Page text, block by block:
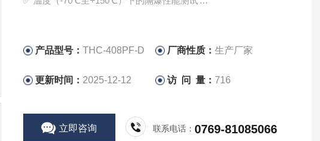
产品型号： THC-408PF-D 厂商性质：生产厂家
更新时间： 2025-12-12 访 问 量： 716
立即咨询 联系电话：0769-81085066